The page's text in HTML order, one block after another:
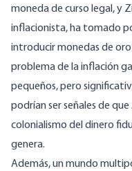
moneda de curso legal, y
inflacionista, ha tomado
introducirmonedas de oro
problema de la inflación
pequeños, pero
podrían ser señales de
colonialismo del dinero
genera.
Además, un mundo